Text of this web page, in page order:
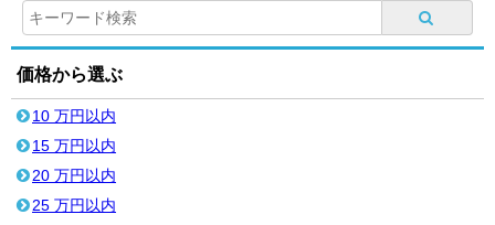
価格から選ぶ
10 万円以内
15 万円以内
20 万円以内
25 万円以内